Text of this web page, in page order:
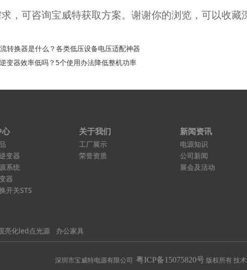
，可咨询宝威特获取方案。 谢谢你的浏览，可以收藏
转换器是什么？各类低压设备电压适配神器
变器效率低吗？5个使用办法降低整机功率
心
变器
系统
器
开关STS
关于我们
工厂展示
荣誉资质
新闻资讯
电源知识
公司新闻
展会及活动
亮化led点光源 办公家具
深圳市宝威特电源有限公司 粤ICP备15075820号版权所有 技